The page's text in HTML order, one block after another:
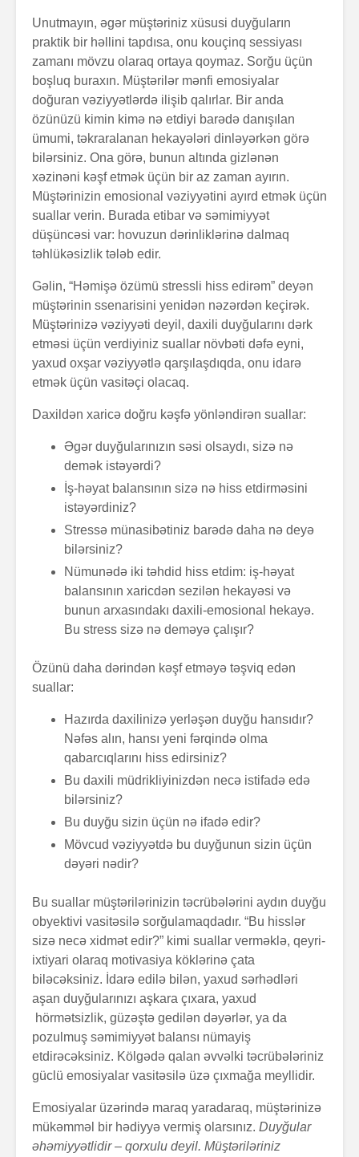
Unutmayın, əgər müştəriniz xüsusi duyğuların
praktik bir həllini tapdısa, onu kouçinq sessiyası
zamanı mövzu olaraq ortaya qoymaz. Sorğu üçün
boşluq buraxın. Müştərilər mənfi emosiyalar
doğuran vəziyyətlərdə ilişib qalırlar. Bir anda
özünüzü kimin kimə nə etdiyi barədə danışılan
ümumi, təkraralanan hekayələri dinləyərkən görə
bilərsiniz. Ona görə, bunun altında gizlənən
xəzinəni kəşf etmək üçün bir az zaman ayırın.
Müştərinizin emosional vəziyyətini ayırd etmək üçün
suallar verin. Burada etibar və səmimiyyət
düşüncəsi var: hovuzun dərinliklərinə dalmaq
təhlükəsizlik tələb edir.
Gəlin, “Həmişə özümü stressli hiss edirəm” deyən
müştərinin ssenarisini yenidən nəzərdən keçirək.
Müştərinizə vəziyyəti deyil, daxili duyğularını dərk
etməsi üçün verdiyiniz suallar növbəti dəfə eyni,
yaxud oxşar vəziyyətlə qarşılaşdıqda, onu idarə
etmək üçün vasitəçi olacaq.
Daxildən xaricə doğru kəşfə yönləndirən suallar:
Əgər duyğularınızın səsi olsaydı, sizə nə
demək istəyərdi?
İş-həyat balansının sizə nə hiss etdirməsini
istəyərdiniz?
Stressə münasibətiniz barədə daha nə deyə
bilərsiniz?
Nümunədə iki təhdid hiss etdim: iş-həyat
balansının xaricdən sezilən hekayəsi və
bunun arxasındakı daxili-emosional hekayə.
Bu stress sizə nə deməyə çalışır?
Özünü daha dərindən kəşf etməyə təşviq edən
suallar:
Hazırda daxilinizə yerləşən duyğu hansıdır?
Nəfəs alın, hansı yeni fərqində olma
qabarcıqlarını hiss edirsiniz?
Bu daxili müdrikliyinizdən necə istifadə edə
bilərsiniz?
Bu duyğu sizin üçün nə ifadə edir?
Mövcud vəziyyətdə bu duyğunun sizin üçün
dəyəri nədir?
Bu suallar müştərilərinizin təcrübələrini aydın duyğu
obyektivi vasitəsilə sorğulamaqdadır. “Bu hisslər
sizə necə xidmət edir?” kimi suallar verməklə, qeyri-
ixtiyari olaraq motivasiya köklərinə çata
biləcəksiniz. İdarə edilə bilən, yaxud sərhədləri
aşan duyğularınızı aşkara çıxara, yaxud
hörmətsizlik, güzəştə gedilən dəyərlər, ya da
pozulmuş səmimiyyət balansı nümayiş
etdirəcəksiniz. Kölgədə qalan əvvəlki təcrübələriniz
güclü emosiyalar vasitəsilə üzə çıxmağa meyllidir.
Emosiyalar üzərində maraq yaradaraq, müştərinizə
mükəmməl bir hədiyyə vermiş olarsınız. Duyğular
əhəmiyyətlidir – qorxulu deyil. Müştəriləriniz